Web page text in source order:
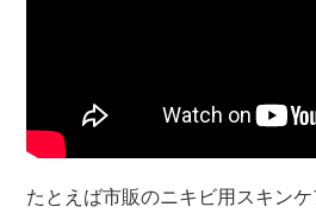
たとえば市販のニキビ用スキンケ